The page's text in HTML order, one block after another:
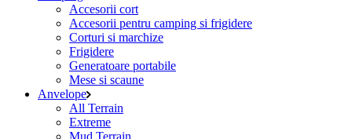
Accesorii cort
Accesorii pentru camping si frigidere
Corturi si marchize
Frigidere
Generatoare portabile
Mese si scaune
Anvelope
All Terrain
Extreme